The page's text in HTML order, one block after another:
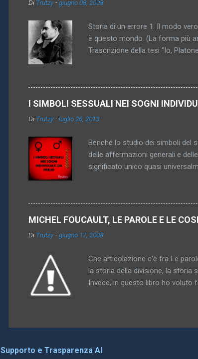
t
i
Di Trutzy -giugno 08, 2008
Storia di un errore 1. Il modo
è questo mondo. (La forma più
Trascrizione della tesi “Io,
diventa più sottile, più
inattingibile, indimostrabile,
imperativo. (In fondo l’antico
anche sconosciuto. Di
I SIMBOLI SESSUALI NEI SOGNI
Di Trutzy -luglio 26, 2013
Benché lo studio dei simboli del
delle affermazioni generali e
significato unico quasi
dei simboli del sogno serve a
particolare i genitali sono
di oggetti serve ad indicarli
rappresentano l'organo genitale
l'utero. In tali casi il tertium
MICHEL FOUCAULT, LE PAROLE E LE
Di Trutzy -giugno 17, 2008
Che articolazione c'è fra Le
la storia della divisione, la storia
Invece, in questo libro ho voluto
possono organizzarsi in reti,
ha dato al libro si ritrova la
esattamente una disciplina ma
Supporto e Trasparenza AI